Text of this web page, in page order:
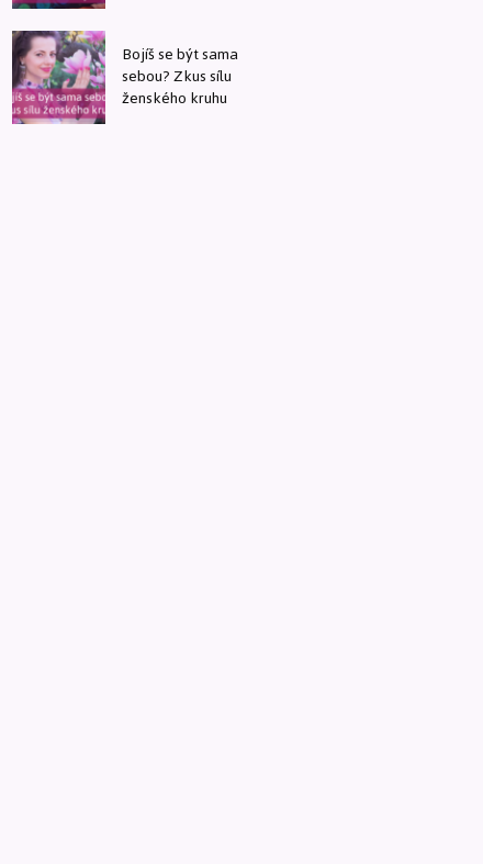
Bojíš se být sama
sebou? Zkus sílu
ženského kruhu